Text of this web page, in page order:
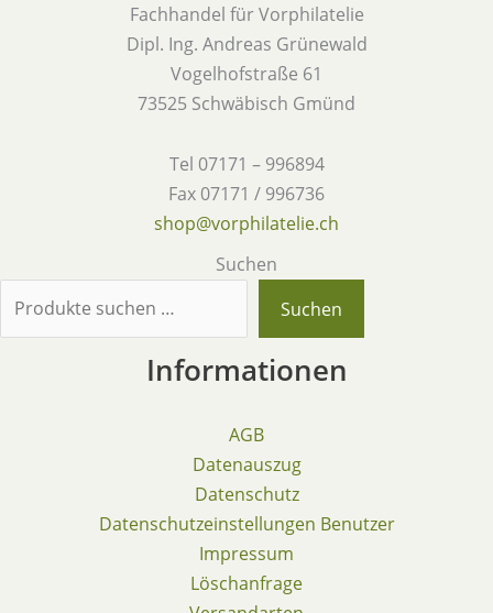
Fachhandel für Vorphilatelie
Dipl. Ing. Andreas Grünewald
Vogelhofstraße 61
73525 Schwäbisch Gmünd
Tel 07171 – 996894
Fax 07171 / 996736
shop@vorphilatelie.ch
Suchen
Suchen
Informationen
AGB
Datenauszug
Datenschutz
Datenschutzeinstellungen Benutzer
Impressum
Löschanfrage